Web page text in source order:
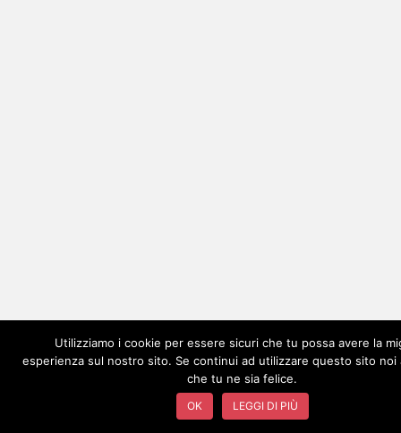
Utilizziamo i cookie per essere sicuri che tu possa avere la
esperienza sul nostro sito. Se continui ad utilizzare questo sito noi
che tu ne sia felice.
OK LEGGI DI PIÙ